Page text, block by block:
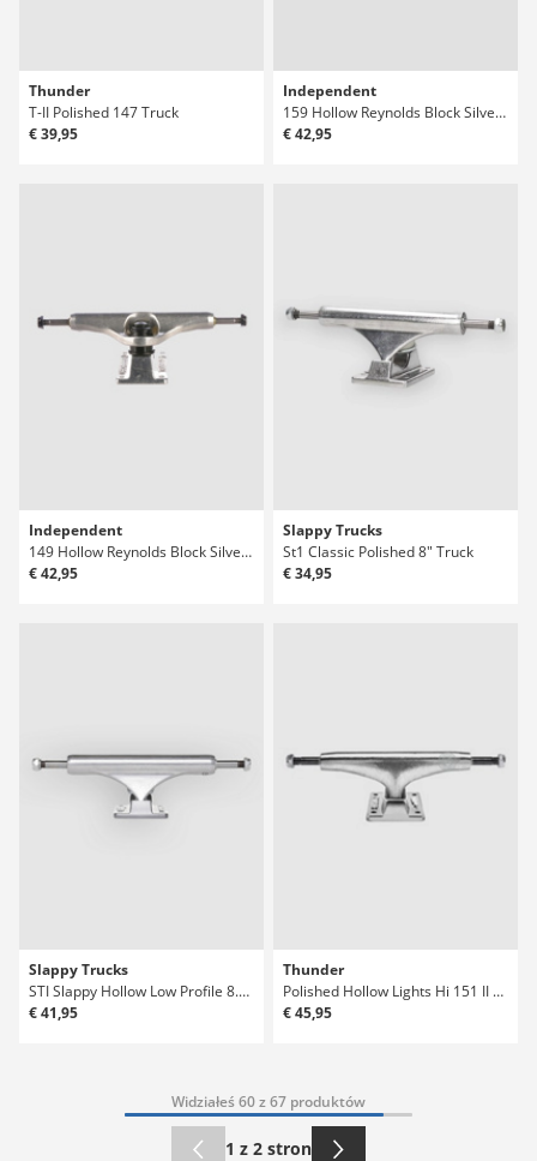
Thunder
T-II Polished 147 Truck
€ 39,95
Independent
159 Hollow Reynolds Block Silver Mid Truck
€ 42,95
Independent
149 Hollow Reynolds Block Silver Mid Truck
€ 42,95
Slappy Trucks
St1 Classic Polished 8" Truck
€ 34,95
Slappy Trucks
STI Slappy Hollow Low Profile 8.0 Truck
€ 41,95
Thunder
Polished Hollow Lights Hi 151 II Truck
€ 45,95
Widziałeś 60 z 67 produktów
1 z 2 stron